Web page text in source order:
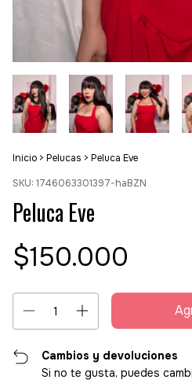
Inicio > Pelucas > Peluca Eve
SKU: 1746063301397-haBZN
Peluca Eve
$150.000
Cambios y devoluciones
Si no te gusta, puedes